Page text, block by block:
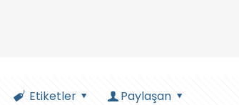
Etiketler Paylaşan